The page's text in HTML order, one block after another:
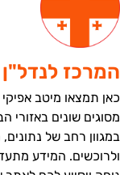
לנדל"ן
תמצאו מיטב
שונים באזורי
רחב של
המידע